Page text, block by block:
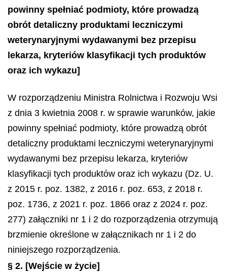
powinny spełniać podmioty, które prowadzą
obrót detaliczny produktami leczniczymi
weterynaryjnymi wydawanymi bez przepisu
lekarza, kryteriów klasyfikacji tych produktów
oraz ich wykazu]
W rozporządzeniu Ministra Rolnictwa i Rozwoju Wsi
z dnia 3 kwietnia 2008 r. w sprawie warunków, jakie
powinny spełniać podmioty, które prowadzą obrót
detaliczny produktami leczniczymi weterynaryjnymi
wydawanymi bez przepisu lekarza, kryteriów
klasyfikacji tych produktów oraz ich wykazu (Dz. U.
z 2015 r. poz. 1382, z 2016 r. poz. 653, z 2018 r.
poz. 1736, z 2021 r. poz. 1866 oraz z 2024 r. poz.
277) załączniki nr 1 i 2 do rozporządzenia otrzymują
brzmienie określone w załącznikach nr 1 i 2 do
niniejszego rozporządzenia.
§ 2. [Wejście w życie]